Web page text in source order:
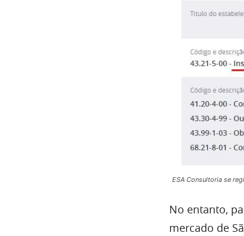
ESA Consultoria se
No entanto,
mercado de